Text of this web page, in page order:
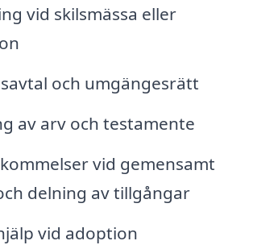
vid skilsmässa eller
och umgängesrätt
av arv och testamente
vid gemensamt
delning av tillgångar
vid adoption